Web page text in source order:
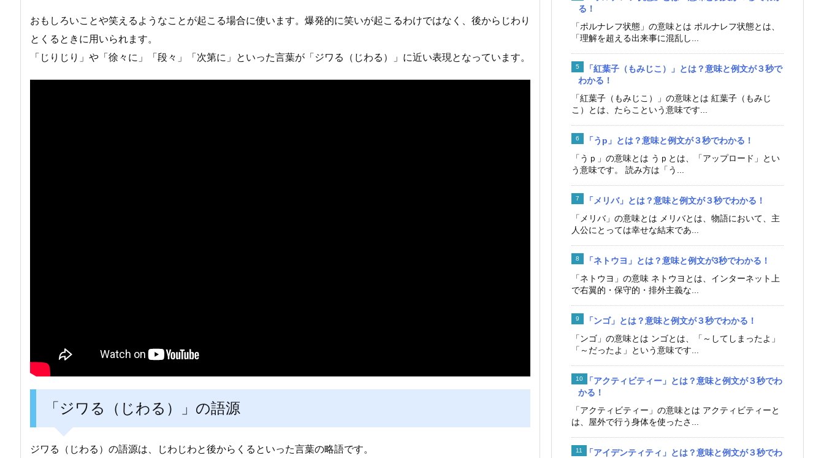
おもしろいことや笑えるようなことが起こる場合に使います。爆発的に笑いが起こるわけではなく、後からじわり
とくるときに用いられます。
「じりじり」や「徐々に」「段々」「次第に」といった言葉が「ジワる（じわる）」に近い表現となっています。
「ジワる（じわる）」の語源
ジワる（じわる）の語源は、じわじわと後からくるといった言葉の略語です。
る！
「ポルナレフ状態」の意味とは ポルナレフ状態とは、
「理解を超える出来事に混乱し...
「紅葉子（もみじこ）」とは？意味と例文が３秒で
わかる！
「紅葉子（もみじこ）」の意味とは 紅葉子（もみじ
こ）とは、たらこという意味です...
「うp」とは？意味と例文が３秒でわかる！
「うｐ」の意味とは うｐとは、「アップロード」とい
う意味です。 読み方は「う...
「メリバ」とは？意味と例文が３秒でわかる！
「メリバ」の意味とは メリバとは、物語において、主
人公にとっては幸せな結末であ...
「ネトウヨ」とは？意味と例文が3秒でわかる！
「ネトウヨ」の意味 ネトウヨとは、インターネット上
で右翼的・保守的・排外主義な...
「ンゴ」とは？意味と例文が３秒でわかる！
「ンゴ」の意味とは ンゴとは、「～してしまったよ」
「～だったよ」という意味です...
「アクティビティー」とは？意味と例文が３秒でわ
かる！
「アクティビティー」の意味とは アクティビティーと
は、屋外で行う身体を使ったさ...
「アイデンティティ」とは？意味と例文が３秒でわ